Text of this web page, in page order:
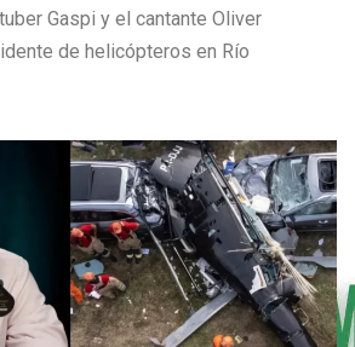
Gaspi y el cantante Oliver
de helicópteros en Río